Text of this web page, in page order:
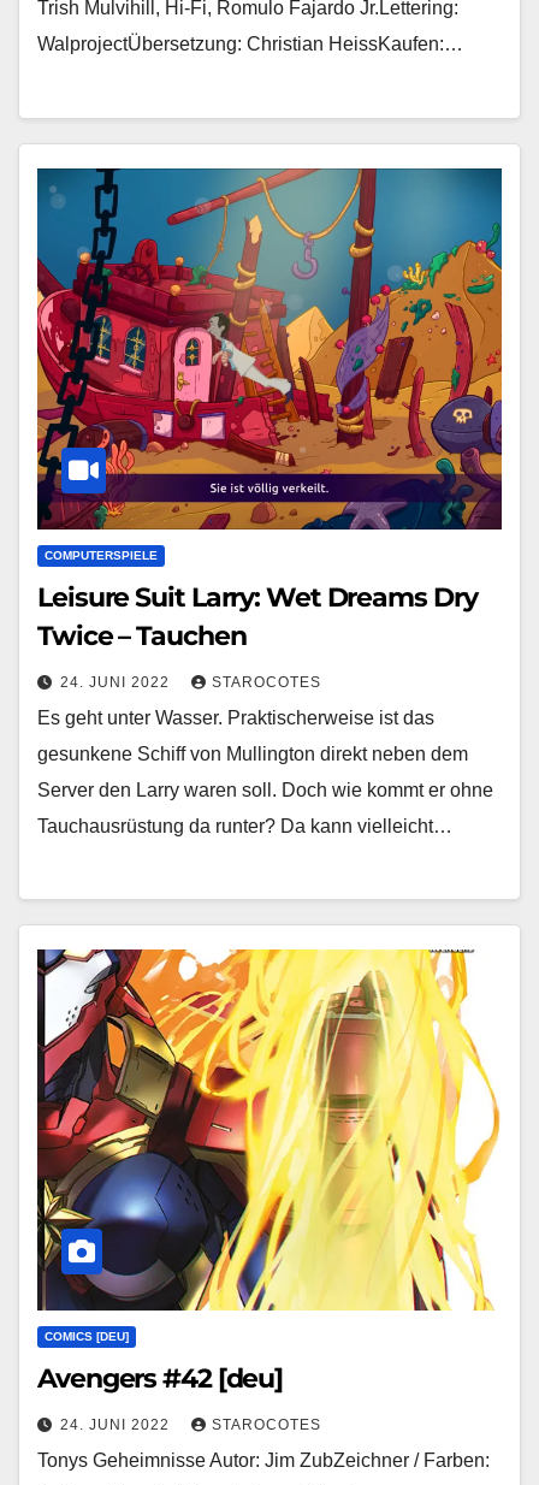
Trish Mulvihill, Hi-Fi, Romulo Fajardo Jr.Lettering:
WalprojectÜbersetzung: Christian HeissKaufen:…
COMPUTERSPIELE
Leisure Suit Larry: Wet Dreams Dry
Twice – Tauchen
24. JUNI 2022 STAROCOTES
Es geht unter Wasser. Praktischerweise ist das
gesunkene Schiff von Mullington direkt neben dem
Server den Larry waren soll. Doch wie kommt er ohne
Tauchausrüstung da runter? Da kann vielleicht…
COMICS [DEU]
Avengers #42 [deu]
24. JUNI 2022 STAROCOTES
Tonys Geheimnisse Autor: Jim ZubZeichner / Farben: